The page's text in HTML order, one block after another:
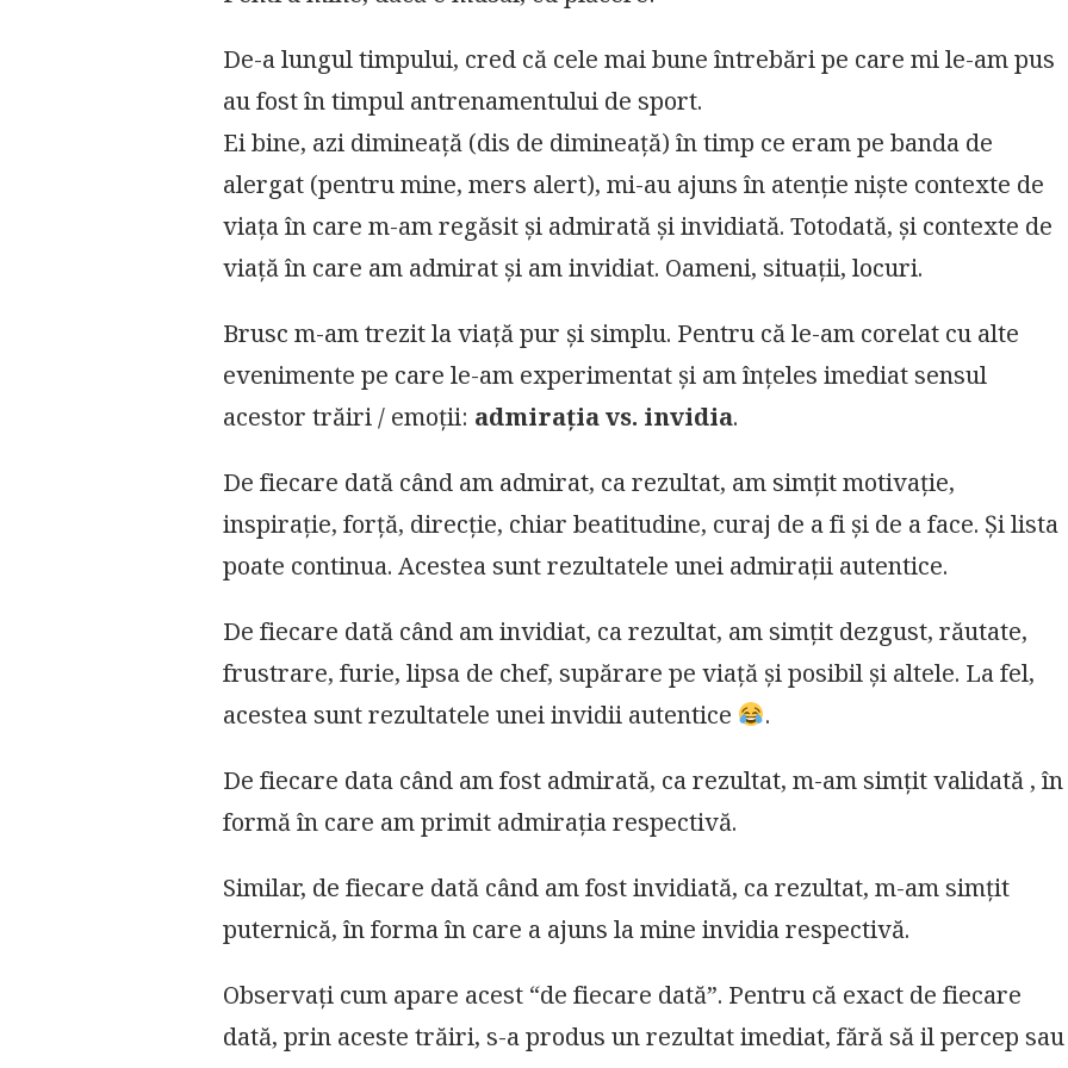
De-a lungul timpului, cred că cele mai bune întrebări pe care mi le-am pus
au fost în timpul antrenamentului de sport.
Ei bine, azi dimineață (dis de dimineață) în timp ce eram pe banda de
alergat (pentru mine, mers alert), mi-au ajuns în atenție niște contexte de
viața în care m-am regăsit și admirată și invidiată. Totodată, și contexte de
viață în care am admirat și am invidiat. Oameni, situații, locuri.
Brusc m-am trezit la viață pur și simplu. Pentru că le-am corelat cu alte
evenimente pe care le-am experimentat și am înțeles imediat sensul
acestor trăiri / emoții: admirația vs. invidia.
De fiecare dată când am admirat, ca rezultat, am simțit motivație,
inspirație, forță, direcție, chiar beatitudine, curaj de a fi și de a face. Și lista
poate continua. Acestea sunt rezultatele unei admirații autentice.
De fiecare dată când am invidiat, ca rezultat, am simțit dezgust, răutate,
frustrare, furie, lipsa de chef, supărare pe viață și posibil și altele. La fel,
acestea sunt rezultatele unei invidii autentice
.
De fiecare data când am fost admirată, ca rezultat, m-am simțit validată , în
formă în care am primit admirația respectivă.
Similar, de fiecare dată când am fost invidiată, ca rezultat, m-am simțit
puternică, în forma în care a ajuns la mine invidia respectivă.
Observați cum apare acest “de fiecare dată”. Pentru că exact de fiecare
dată, prin aceste trăiri, s-a produs un rezultat imediat, fără să il percep sau